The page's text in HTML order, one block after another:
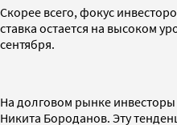
Скорее всего, фокус
ставка остается на высоком
сентября.
На долговом рынке
Никита Бороданов. Эту